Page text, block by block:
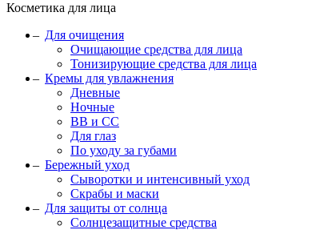
Косметика для лица
Для очищения
Очищающие средства для лица
Тонизирующие средства для лица
Кремы для увлажнения
Дневные
Ночные
BB и CC
Для глаз
По уходу за губами
Бережный уход
Сыворотки и интенсивный уход
Скрабы и маски
Для защиты от солнца
Солнцезащитные средства